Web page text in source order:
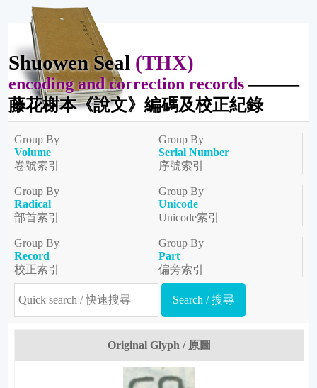
Shuowen Seal (THX)
encoding and correction records ———
藤花榭本《說文》編碼及校正紀錄
Group By
Volume
卷號索引
Group By
Serial Number
序號索引
Group By
Radical
部首索引
Group By
Unicode
Unicode索引
Group By
Record
校正索引
Group By
Part
偏旁索引
Original Glyph / 原圖